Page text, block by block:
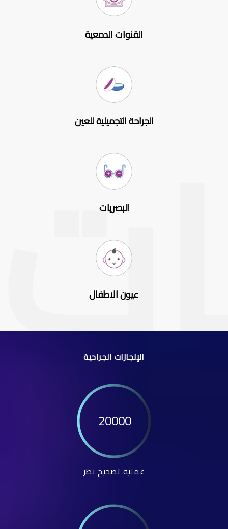
القنوات الدمعية
الجراحة التجميلية للعين
البصريات
عيون الاطفال
الإنجازات الجراحية
20000
عملية تصحيح نظر